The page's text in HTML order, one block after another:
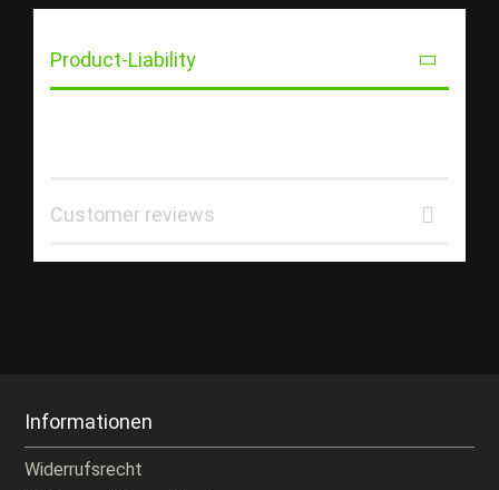
Product-Liability
Customer reviews
Informationen
Widerrufsrecht